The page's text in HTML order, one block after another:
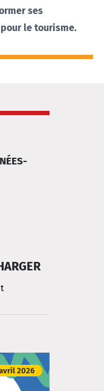
ses
le tourisme.
2026